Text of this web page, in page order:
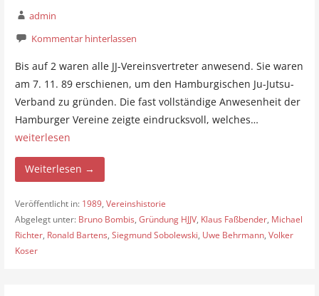
admin
Kommentar hinterlassen
Bis auf 2 waren alle JJ-Vereinsvertreter anwesend. Sie waren
am 7. 11. 89 erschienen, um den Hamburgischen Ju-Jutsu-
Verband zu gründen. Die fast vollständige Anwesenheit der
Hamburger Vereine zeigte eindrucksvoll, welches…
weiterlesen
Weiterlesen →
Veröffentlicht in: 1989, Vereinshistorie
Abgelegt unter: Bruno Bombis, Gründung HJJV, Klaus Faßbender, Michael
Richter, Ronald Bartens, Siegmund Sobolewski, Uwe Behrmann, Volker
Koser